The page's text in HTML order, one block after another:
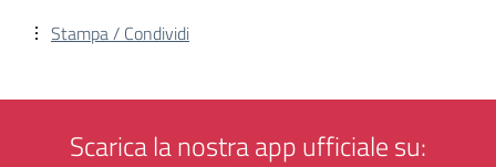
Stampa / Condividi
Scarica la nostra app ufficiale su: